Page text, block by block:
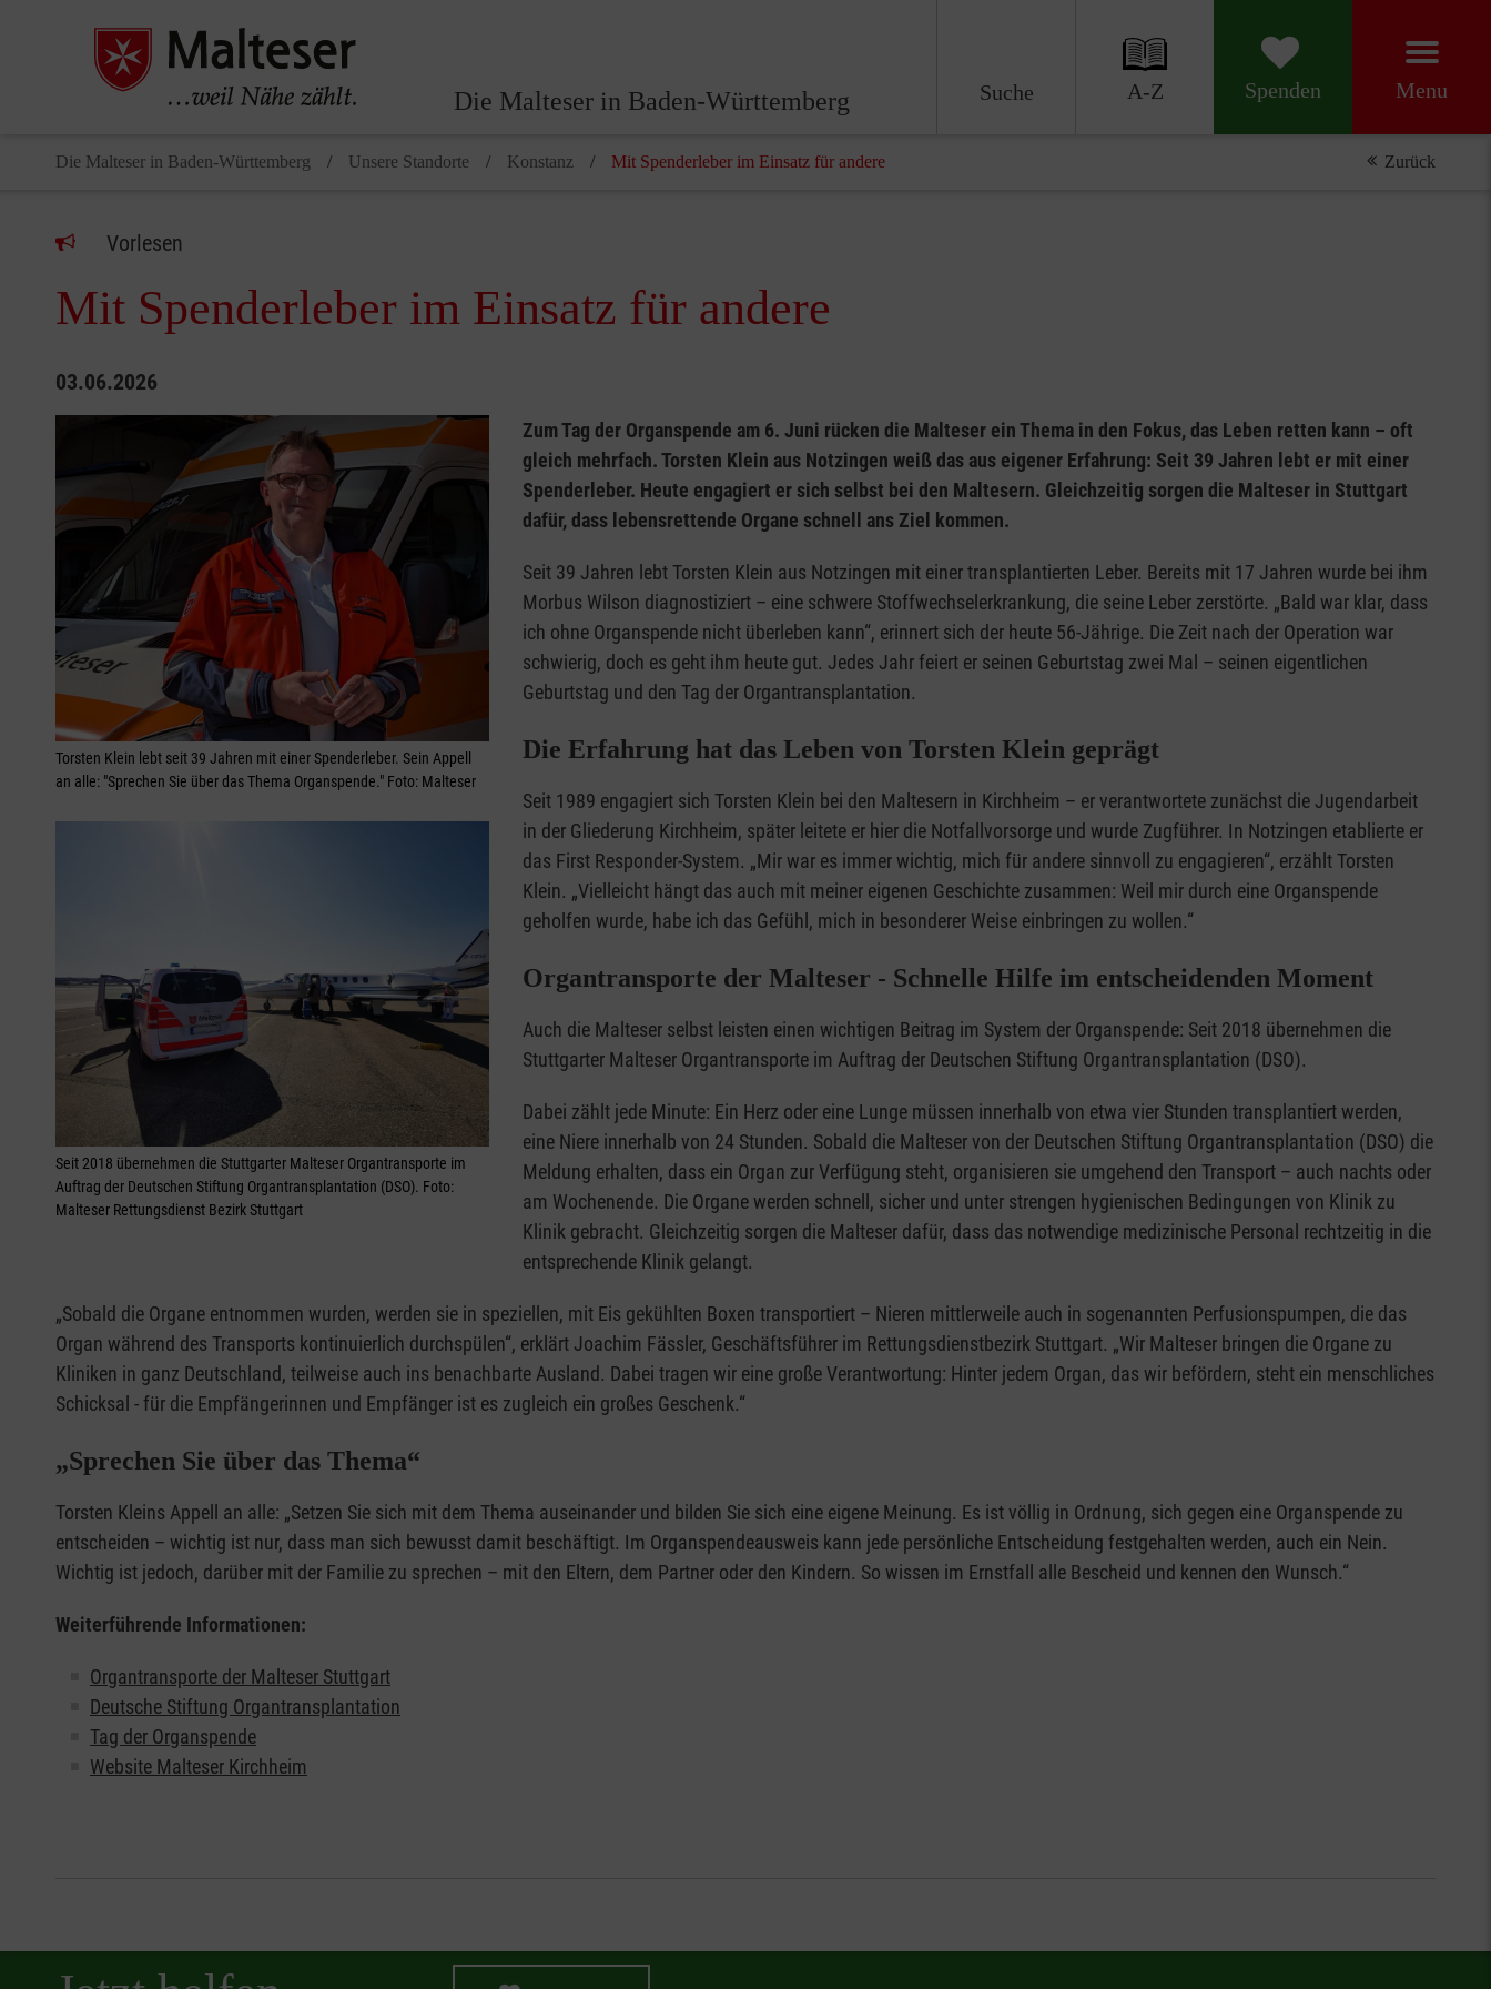
Die Malteser in Baden-Württemberg Suche A-Z Spenden Menu
Die Malteser in Baden-Württemberg Unsere Standorte Konstanz Mit Spenderleber im Einsatz für andere Zurück
Vorlesen
Mit Spenderleber im Einsatz für andere
03.06.2026
Torsten Klein lebt seit 39 Jahren mit einer Spenderleber. Sein Appell
an alle: "Sprechen Sie über das Thema Organspende." Foto: Malteser
Seit 2018 übernehmen die Stuttgarter Malteser Organtransporte im
Auftrag der Deutschen Stiftung Organtransplantation (DSO). Foto:
Malteser Rettungsdienst Bezirk Stuttgart
Zum Tag der Organspende am 6. Juni rücken die Malteser ein Thema in den Fokus, das Leben retten kann – oft
gleich mehrfach. Torsten Klein aus Notzingen weiß das aus eigener Erfahrung: Seit 39 Jahren lebt er mit einer
Spenderleber. Heute engagiert er sich selbst bei den Maltesern. Gleichzeitig sorgen die Malteser in Stuttgart
dafür, dass lebensrettende Organe schnell ans Ziel kommen.
Seit 39 Jahren lebt Torsten Klein aus Notzingen mit einer transplantierten Leber. Bereits mit 17 Jahren wurde bei ihm
Morbus Wilson diagnostiziert – eine schwere Stoffwechselerkrankung, die seine Leber zerstörte. „Bald war klar, dass
ich ohne Organspende nicht überleben kann“, erinnert sich der heute 56-Jährige. Die Zeit nach der Operation war
schwierig, doch es geht ihm heute gut. Jedes Jahr feiert er seinen Geburtstag zwei Mal – seinen eigentlichen
Geburtstag und den Tag der Organtransplantation.
Die Erfahrung hat das Leben von Torsten Klein geprägt
Seit 1989 engagiert sich Torsten Klein bei den Maltesern in Kirchheim – er verantwortete zunächst die Jugendarbeit
in der Gliederung Kirchheim, später leitete er hier die Notfallvorsorge und wurde Zugführer. In Notzingen etablierte er
das First Responder-System. „Mir war es immer wichtig, mich für andere sinnvoll zu engagieren“, erzählt Torsten
Klein. „Vielleicht hängt das auch mit meiner eigenen Geschichte zusammen: Weil mir durch eine Organspende
geholfen wurde, habe ich das Gefühl, mich in besonderer Weise einbringen zu wollen.“
Organtransporte der Malteser - Schnelle Hilfe im entscheidenden Moment
Auch die Malteser selbst leisten einen wichtigen Beitrag im System der Organspende: Seit 2018 übernehmen die
Stuttgarter Malteser Organtransporte im Auftrag der Deutschen Stiftung Organtransplantation (DSO).
Dabei zählt jede Minute: Ein Herz oder eine Lunge müssen innerhalb von etwa vier Stunden transplantiert werden,
eine Niere innerhalb von 24 Stunden. Sobald die Malteser von der Deutschen Stiftung Organtransplantation (DSO) die
Meldung erhalten, dass ein Organ zur Verfügung steht, organisieren sie umgehend den Transport – auch nachts oder
am Wochenende. Die Organe werden schnell, sicher und unter strengen hygienischen Bedingungen von Klinik zu
Klinik gebracht. Gleichzeitig sorgen die Malteser dafür, dass das notwendige medizinische Personal rechtzeitig in die
entsprechende Klinik gelangt.
„Sobald die Organe entnommen wurden, werden sie in speziellen, mit Eis gekühlten Boxen transportiert – Nieren mittlerweile auch in sogenannten Perfusionspumpen, die das
Organ während des Transports kontinuierlich durchspülen“, erklärt Joachim Fässler, Geschäftsführer im Rettungsdienstbezirk Stuttgart. „Wir Malteser bringen die Organe zu
Kliniken in ganz Deutschland, teilweise auch ins benachbarte Ausland. Dabei tragen wir eine große Verantwortung: Hinter jedem Organ, das wir befördern, steht ein menschliches
Schicksal - für die Empfängerinnen und Empfänger ist es zugleich ein großes Geschenk.“
„Sprechen Sie über das Thema“
Torsten Kleins Appell an alle: „Setzen Sie sich mit dem Thema auseinander und bilden Sie sich eine eigene Meinung. Es ist völlig in Ordnung, sich gegen eine Organspende zu
entscheiden – wichtig ist nur, dass man sich bewusst damit beschäftigt. Im Organspendeausweis kann jede persönliche Entscheidung festgehalten werden, auch ein Nein.
Wichtig ist jedoch, darüber mit der Familie zu sprechen – mit den Eltern, dem Partner oder den Kindern. So wissen im Ernstfall alle Bescheid und kennen den Wunsch.“
Weiterführende Informationen:
Organtransporte der Malteser Stuttgart
Deutsche Stiftung Organtransplantation
Tag der Organspende
Website Malteser Kirchheim